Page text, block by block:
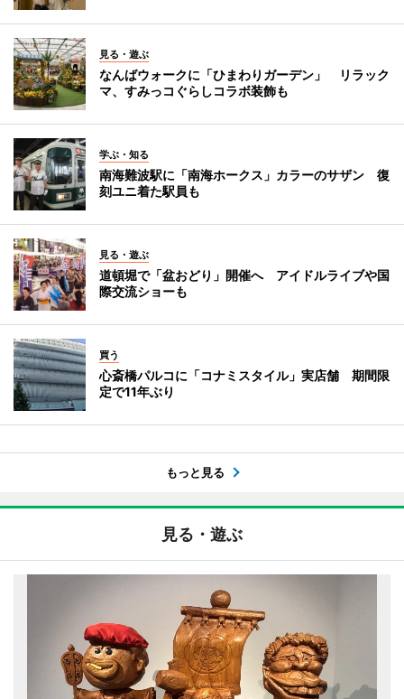
見る・遊ぶ
なんばウォークに「ひまわりガーデン」 リラック
マ、すみっコぐらしコラボ装飾も
学ぶ・知る
南海難波駅に「南海ホークス」カラーのサザン 復
刻ユニ着た駅員も
見る・遊ぶ
道頓堀で「盆おどり」開催へ アイドルライブや国
際交流ショーも
買う
心斎橋パルコに「コナミスタイル」実店舗 期間限
定で11年ぶり
もっと見る
見る・遊ぶ